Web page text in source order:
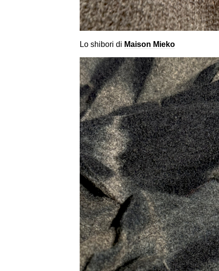
Lo shibori di Maison Mieko